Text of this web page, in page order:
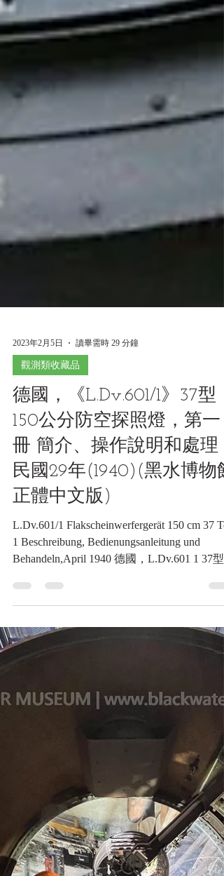
2023年2月5日 讀畢需時 29 分鐘
觀測類收藏品
德國，《L.Dv.601/1》37型
150公分防空探照燈，第一
冊 簡介、操作說明和處理
民國29年(1940)(黑水博物
正體中文版)
L.Dv.601/1 Flakscheinwerfergerät 150 cm 37
1 Beschreibung, Bedienungsanleitung und
150公分防空探照燈，第一冊 簡介、操作說
和處理，民國29年4月(黑水博物館正體中文
Behandeln,April 1940 | 民國29年(1940)，德國
Sd.Ah. 104特種拖車《Black Water Museum
涵，是一種底蘊，沒辦法偽裝 前言 1. 文中括
號內的第一個數字是指插圖的編號，斜線後
數字是指有關插圖上的零件編號。 2. "右、
左、前、後 "應理解為在0度的高度上看探照
燈